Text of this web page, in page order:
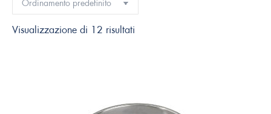
Visualizzazione di 12 risultati